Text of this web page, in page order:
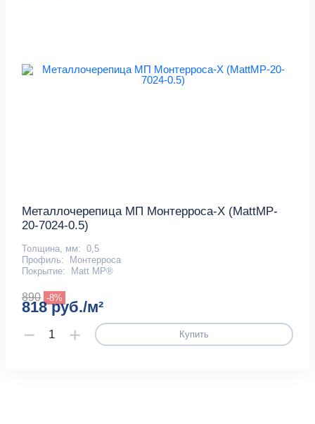
Металлочерепица МП Монтерроса-X (MattMP-
20-7024-0.5)
Толщина, мм: 0,5
Профиль:
Монтерроса
Покрытие:
Matt MP®
890 -8%
818 руб./м²
Купить